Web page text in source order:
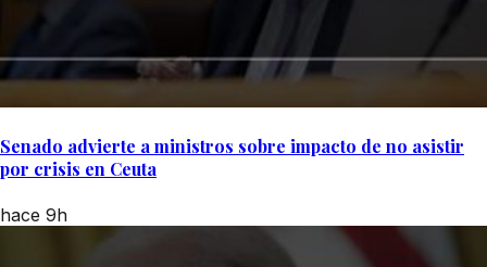
Senado advierte a ministros sobre impacto de no asistir
por crisis en Ceuta
hace 9h